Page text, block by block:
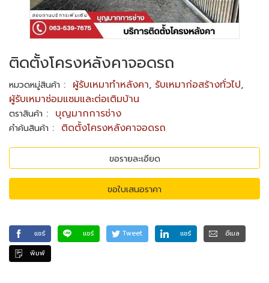
ติดตั้งโครงหลังคาจอดรถ
หมวดหมู่สินค้า : ผู้รับเหมาทำหลังคา, รับเหมาก่อสร้างทั่วไป,
ผู้รับเหมาซ่อมแซมและต่อเติมบ้าน
ตราสินค้า : บุญมากการช่าง
คำค้นสินค้า : ติดตั้งโครงหลังคาจอดรถ
ขอรายละเอียด
ขอใบเสนอราคา
แชร์ แชร์ Tweet แชร์
อีเมล
พิมพ์